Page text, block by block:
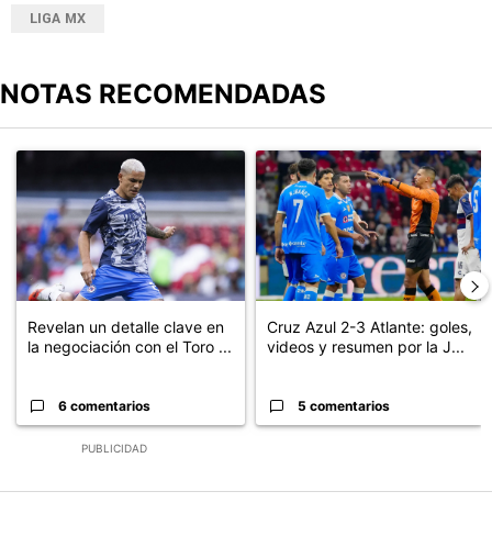
LIGA MX
NOTAS RECOMENDADAS
PUBLICIDAD
Un artículo de tendencia con el título "Revelan un detalle clave
Revelan un detalle clave en
la negociación con el Toro ...
6 comentarios
Un artículo de tendencia con el
Cruz Azul 2-3 Atlante: goles,
videos y resumen por la J...
5 comentarios